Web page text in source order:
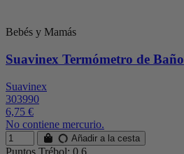
Bebés y Mamás
Suavinex Termómetro de Baño
Suavinex
303990
6,75 €
No contiene mercurio.
Añadir a la cesta
Puntos Trébol: 0.6